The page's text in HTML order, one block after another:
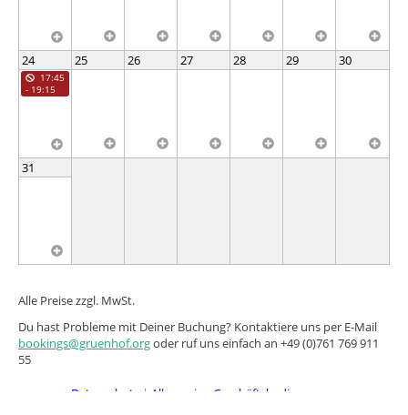
24
17:45
- 19:15
25 26 27 28 29 30
31
Alle Preise zzgl. MwSt.
Du hast Probleme mit Deiner Buchung? Kontaktiere uns per E-Mail
bookings@gruenhof.orgoder ruf uns einfach an +49 (0)761 769 911
55
Datenschutz | Allgemeine Geschäftsbedingungen